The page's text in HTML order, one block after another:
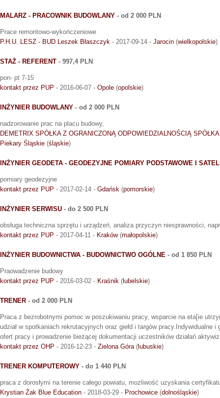
MALARZ - PRACOWNIK BUDOWLANY - od 2 000 PLN
Prace remontowo-wykończeniowe
P.H.U. LESZ - BUD Leszek Błaszczyk - 2017-09-14 - Jarocin (wielkopolskie)
STAŻ - REFERENT - 997,4 PLN
pon- pt 7-15
kontakt przez PUP - 2016-06-07 - Opole (opolskie)
INŻYNIER BUDOWLANY - od 2 000 PLN
nadzorowanie prac na placu budowy,
DEMETRIX SPÓŁKA Z OGRANICZONĄ ODPOWIEDZIALNOŚCIĄ
Piekary Śląskie (śląskie)
INŻYNIER GEODETA - GEODEZYJNE POMIARY PODSTAWOWE I
pomiary geodezyjne
kontakt przez PUP - 2017-02-14 - Gdańsk (pomorskie)
INŻYNIER SERWISU - do 2 500 PLN
obsługa techniczna sprzętu i urządzeń, analiza przyczyn niesprawności,
kontakt przez PUP - 2017-04-11 - Kraków(małopolskie)
INŻYNIER BUDOWNICTWA - BUDOWNICTWO OGÓLNE - od 1 850 PLN
Praowadzenie budowy
kontakt przez PUP - 2016-03-02 - Kraśnik (lubelskie)
TRENER - od 2 000 PLN
Praca z bezrobotnymi pomoc w poszukiwaniu pracy, wsparcie na eta[ie
udział w spotkaniach rekrutacyjnych oraz giełd i targów pracy.Indywidualne
ofert pracy i prowadzenie bieżącej dokumentacji uczestników działań
kontakt przez OHP - 2016-12-23 - Zielona Góra (lubuskie)
TRENER KOMPUTEROWY - do 1 440 PLN
praca z dorosłymi na terenie całego powiatu, mozliwość uzyskania
Krystian Żak Blue Education - 2018-03-29 - Prochowice (dolnośląskie)